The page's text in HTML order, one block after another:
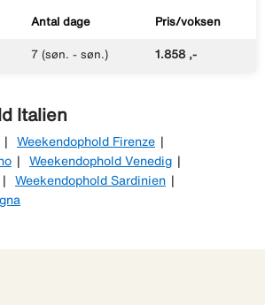
Antal dage Pris/voksen
7 (søn. - søn.) 1.858 ,-
Italien
Weekendophold Firenze
Weekendophold Venedig
Weekendophold Sardinien